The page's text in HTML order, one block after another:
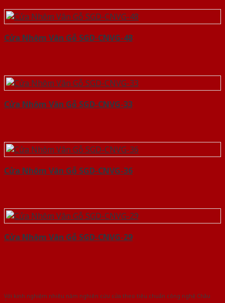
Cửa Nhôm Vân Gỗ SGD-CNVG-48
Cửa Nhôm Vân Gỗ SGD-CNVG-33
Cửa Nhôm Vân Gỗ SGD-CNVG-36
Cửa Nhôm Vân Gỗ SGD-CNVG-29
Với kinh nghiệm nhiêu năm nghiên cứu cửa theo tiêu chuẩn công nghệ Châu